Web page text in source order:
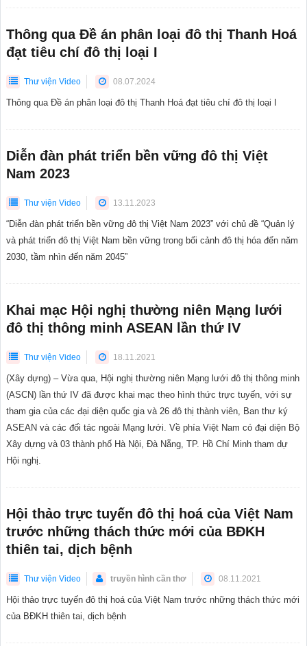
Thông qua Đề án phân loại đô thị Thanh Hoá
đạt tiêu chí đô thị loại I
Thư viện Video 08.07.2024
Thông qua Đề án phân loại đô thị Thanh Hoá đạt tiêu chí đô thị loại I
Diễn đàn phát triển bền vững đô thị Việt
Nam 2023
Thư viện Video 13.11.2023
“Diễn đàn phát triển bền vững đô thị Việt Nam 2023” với chủ đề “Quản lý
và phát triển đô thị Việt Nam bền vững trong bối cảnh đô thị hóa đến năm
2030, tầm nhìn đến năm 2045”
Khai mạc Hội nghị thường niên Mạng lưới
đô thị thông minh ASEAN lần thứ IV
Thư viện Video 18.11.2021
(Xây dựng) – Vừa qua, Hội nghị thường niên Mạng lưới đô thị thông minh
(ASCN) lần thứ IV đã được khai mạc theo hình thức trực tuyến, với sự
tham gia của các đại diện quốc gia và 26 đô thị thành viên, Ban thư ký
ASEAN và các đối tác ngoài Mạng lưới. Về phía Việt Nam có đại diện Bộ
Xây dựng và 03 thành phố Hà Nội, Đà Nẵng, TP. Hồ Chí Minh tham dự
Hội nghị.
Hội thảo trực tuyến đô thị hoá của Việt Nam
trước những thách thức mới của BĐKH
thiên tai, dịch bệnh
Thư viện Video truyền hình cần thơ 08.11.2021
Hội thảo trực tuyến đô thị hoá của Việt Nam trước những thách thức mới
của BĐKH thiên tai, dịch bệnh